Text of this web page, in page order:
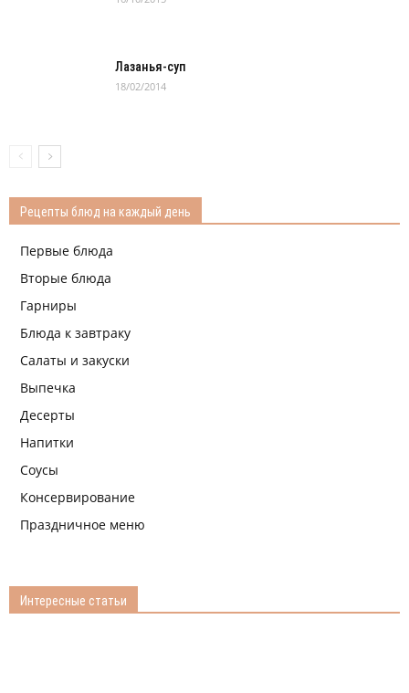
Лазанья-суп
18/02/2014
Рецепты блюд на каждый день
Первые блюда
Вторые блюда
Гарниры
Блюда к завтраку
Салаты и закуски
Выпечка
Десерты
Напитки
Соусы
Консервирование
Праздничное меню
Интересные статьи